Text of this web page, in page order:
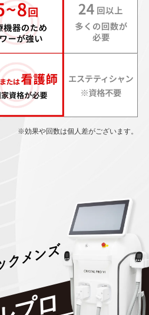
※効果や回数は個人差がございます。
メンズ